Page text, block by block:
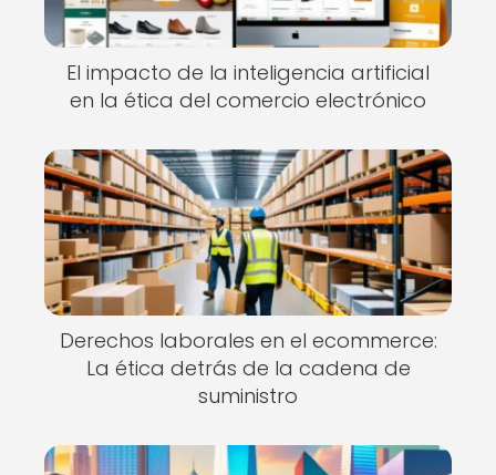
El impacto de la inteligencia artificial
en la ética del comercio electrónico
Derechos laborales en el ecommerce:
La ética detrás de la cadena de
suministro